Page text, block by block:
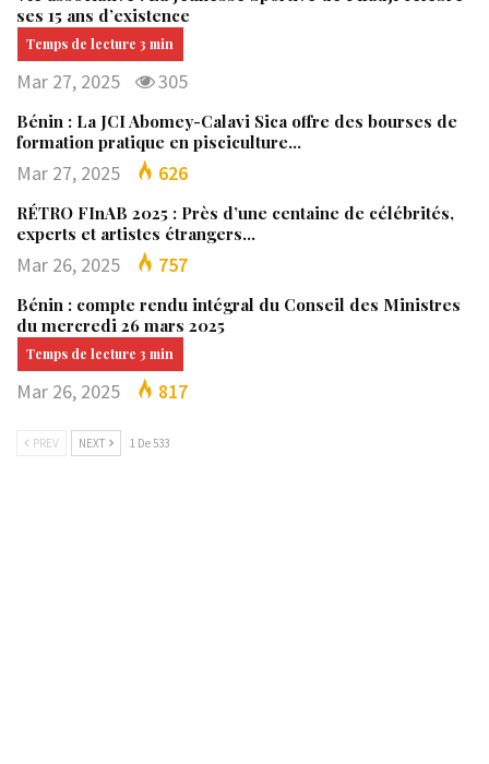
ses 15 ans d’existence
Mar 27, 2025 305
Bénin : La JCI Abomey-Calavi Sica offre des bourses de
formation pratique en pisciculture…
Mar 27, 2025 626
RÉTRO FInAB 2025 : Près d’une centaine de célébrités,
experts et artistes étrangers…
Mar 26, 2025 757
Bénin : compte rendu intégral du Conseil des Ministres
du mercredi 26 mars 2025
Mar 26, 2025 817
PREV NEXT 1 De 533